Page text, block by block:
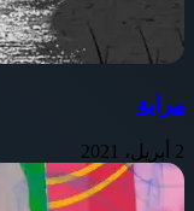
مراية
2 أبريل، 2021